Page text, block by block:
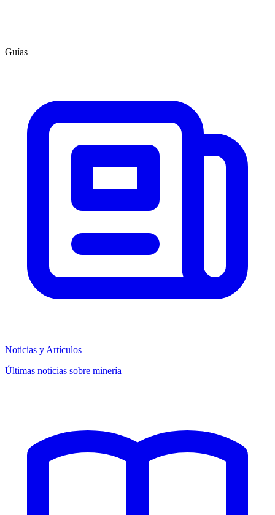
Guías
Noticias y Artículos
Últimas noticias sobre minería